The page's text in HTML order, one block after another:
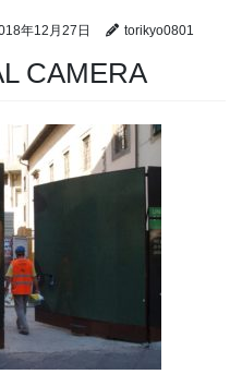
年12月27日 torikyo0801
CAMERA